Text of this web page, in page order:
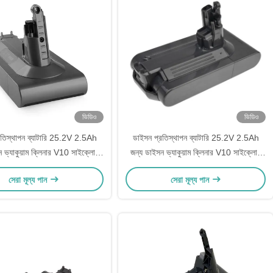
ভিডিও
ব্যাটারি 25.2V 2.5Ah
ক্লিনার V10 সাইক্লোন
V10 পশু V10 মোটরহেড
সেরা মূল্য পান
ভিডিও
ডাইসন প্রতিস্থাপন ব্যাটারি 25.2V 2.5Ah
জন্য ডাইসন ভ্যাকুয়াম ক্লিনার V10 সাইক্লোন
V10 পরম V10 পশু V10 মোটরহেড
সেরা মূল্য পান